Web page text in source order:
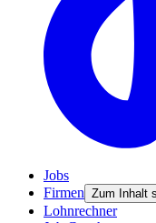
Jobs
Firmen Zum Inhalt
Lohnrechner